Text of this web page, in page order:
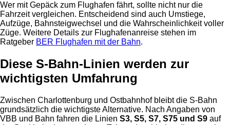
Wer mit Gepäck zum Flughafen fährt, sollte nicht nur die
Fahrzeit vergleichen. Entscheidend sind auch Umstiege,
Aufzüge, Bahnsteigwechsel und die Wahrscheinlichkeit voller
Züge. Weitere Details zur Flughafenanreise stehen im
Ratgeber BER Flughafen mit der Bahn.
Diese S-Bahn-Linien werden zur
wichtigsten Umfahrung
Zwischen Charlottenburg und Ostbahnhof bleibt die S-Bahn
grundsätzlich die wichtigste Alternative. Nach Angaben von
VBB und Bahn fahren die Linien S3, S5, S7, S75 und S9 auf